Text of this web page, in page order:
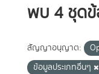
พบ 4 ชุด
สัญญาอนุญาต:
ข้อมูลประเภทอื่นๆ